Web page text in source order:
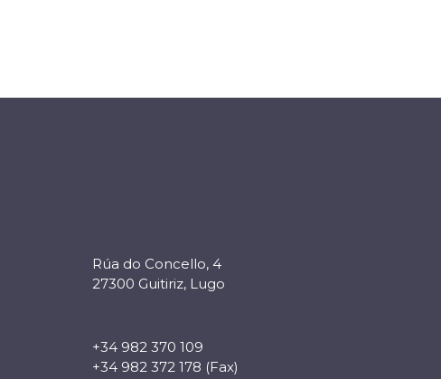
Rúa do Concello, 4
27300 Guitiriz, Lugo
+34 982 370 109
+34 982 372 178 (Fax)